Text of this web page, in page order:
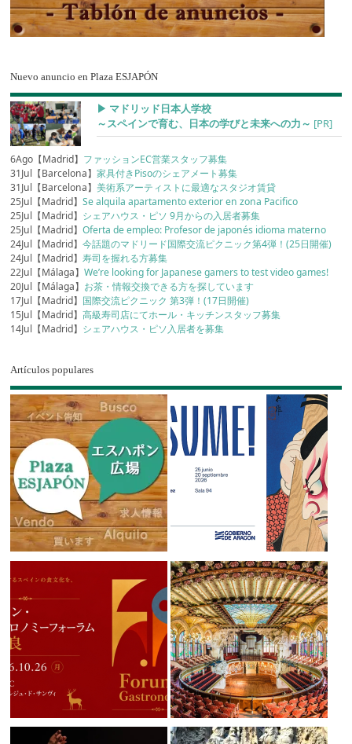
Nuevo anuncio en Plaza ESJAPÓN
▶︎ マドリッド日本人学校
～スペインで育む、日本の学びと未来への力～ [PR]
6Ago【Madrid】 ファッションEC営業スタッフ募集
31Jul【Barcelona】家具付きPisoのシェアメート募集
31Jul【Barcelona】美術系アーティストに最適なスタジオ賃貸
25Jul【Madrid】Se alquila apartamento exterior en zona Pacifico
25Jul【Madrid】 シェアハウス・ピソ 9月からの入居者募集
25Jul【Madrid】Oferta de empleo: Profesor de japonés idioma materno
24Jul【Madrid】今話題のマドリード国際交流ピクニック第4弾！(25日開催)
24Jul【Madrid】寿司を握れる方募集
22Jul【Málaga】We’re looking for Japanese gamers to test video games!
20Jul【Málaga】 お茶・情報交換できる方を探しています
17Jul【Madrid】 国際交流ピクニック 第3弾！(17日開催)
15Jul【Madrid】高級寿司店にてホール・キッチンスタッフ募集
14Jul【Madrid】 シェアハウス・ピソ入居者を募集
Artículos populares